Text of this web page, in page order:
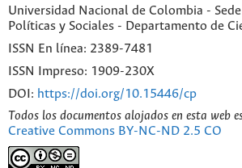
Universidad Nacional de Colombia -
Políticas y Sociales - Departamento de
ISSN En línea: 2389-7481
ISSN Impreso: 1909-230X
DOI: https://doi.org/10.15446/cp
Todos los documentos alojados en esta web
Creative Commons BY-NC-ND 2.5 CO